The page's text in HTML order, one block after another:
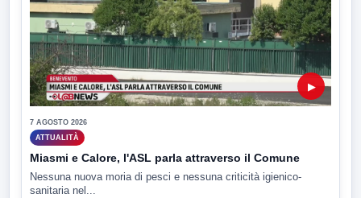
▶
7 AGOSTO 2026
ATTUALITÀ
Miasmi e Calore, l'ASL parla attraverso il Comune
Nessuna nuova moria di pesci e nessuna criticità igienico-
sanitaria nel...